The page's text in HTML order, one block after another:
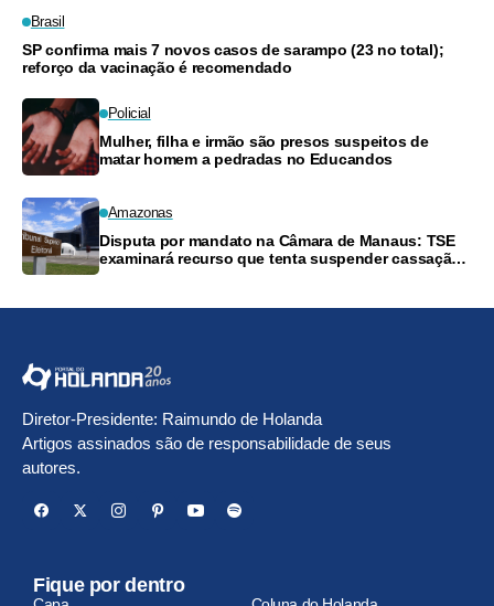
Brasil
SP confirma mais 7 novos casos de sarampo (23 no total);
reforço da vacinação é recomendado
Policial
Mulher, filha e irmão são presos suspeitos de
matar homem a pedradas no Educandos
Amazonas
Disputa por mandato na Câmara de Manaus: TSE
examinará recurso que tenta suspender cassação
Diretor-Presidente: Raimundo de Holanda
Artigos assinados são de responsabilidade de seus
autores.
Fique por dentro